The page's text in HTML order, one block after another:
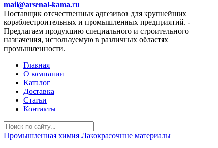
mail@arsenal-kama.ru
Поставщик отечественных адгезивов для крупнейших
кораблестроительных и промышленных предприятий. -
Предлагаем продукцию специального и строительного
назначения, используемую в различных областях
промышленности.
Главная
О компании
Каталог
Доставка
Статьи
Контакты
Промышленная химия Лакокрасочные материалы